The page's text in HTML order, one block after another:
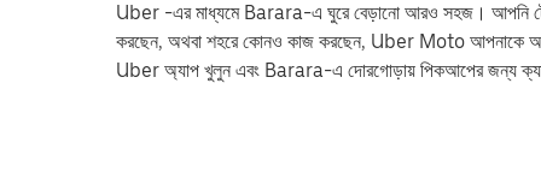
Uber -এর মাধ্যমে Barara-এ ঘুরে বেড়ানো আরও সহজ। আপনি ট্রেন
করছেন, অথবা শহরে কোনও কাজ করছেন, Uber Moto আপনাকে
Uber অ্যাপ খুলুন এবং Barara-এ দোরগোড়ায় পিকআপের জন্য